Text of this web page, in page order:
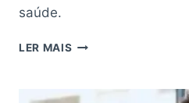
saúde.
LER MAIS DIALPAD
EM